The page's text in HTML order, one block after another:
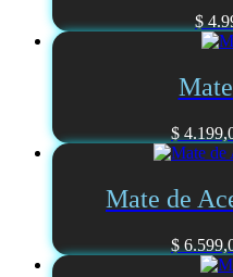
$
$
Mate de
$